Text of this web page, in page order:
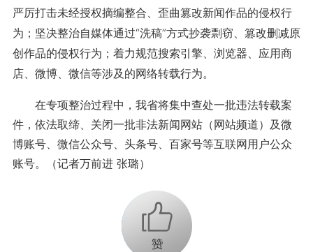
严厉打击未经授权摘编整合、歪曲篡改新闻作品的侵权行
为；坚决整治自媒体通过“洗稿”方式抄袭剽窃、篡改删减原
创作品的侵权行为；着力规范搜索引擎、浏览器、应用商
店、微博、微信等涉及的网络转载行为。
在专项整治过程中，我省将集中查处一批违法转载案
件，依法取缔、关闭一批非法新闻网站（网站频道）及微
博账号、微信公众号、头条号、百家号等互联网用户公众
账号。（记者万前进 张璐）
+1